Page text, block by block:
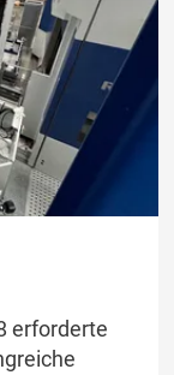
erforderte